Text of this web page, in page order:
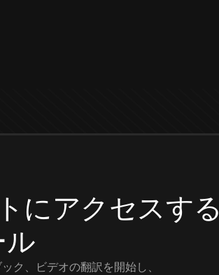
にアクセスする
ル
ク、ビデオの翻訳を開始し、